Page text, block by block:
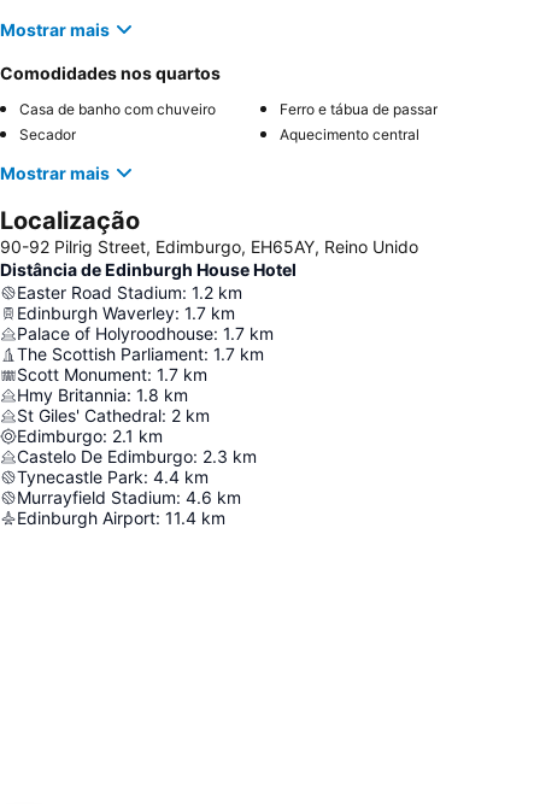
Mostrar mais
Comodidades nos quartos
Casa de banho com chuveiro
Ferro e tábua de passar
Secador
Aquecimento central
Mostrar mais
Localização
90-92 Pilrig Street, Edimburgo, EH65AY, Reino Unido
Distância de Edinburgh House Hotel
Easter Road Stadium: 1.2 km
Edinburgh Waverley: 1.7 km
Palace of Holyroodhouse: 1.7 km
The Scottish Parliament: 1.7 km
Scott Monument: 1.7 km
Hmy Britannia: 1.8 km
St Giles' Cathedral: 2 km
Edimburgo: 2.1 km
Castelo De Edimburgo: 2.3 km
Tynecastle Park: 4.4 km
Murrayfield Stadium: 4.6 km
Edinburgh Airport: 11.4 km